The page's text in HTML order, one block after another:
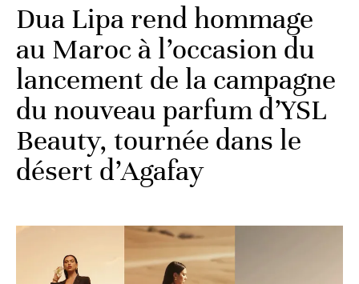
Dua Lipa rend hommage
au Maroc à l’occasion du
lancement de la campagne
du nouveau parfum d’YSL
Beauty, tournée dans le
désert d’Agafay